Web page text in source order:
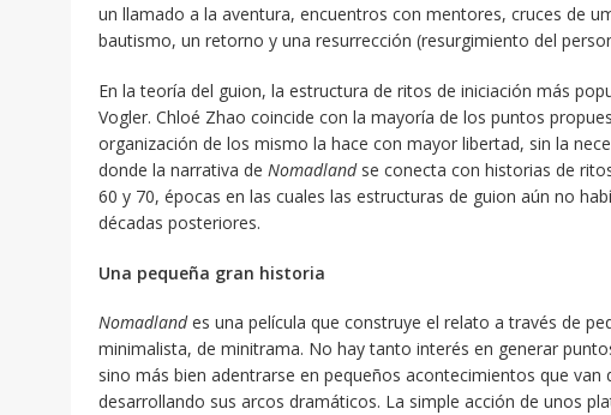
un llamado a la aventura, encuentros con mentores, cruces de
bautismo, un retorno y una resurrección (resurgimiento del
En la teoría del guion, la estructura de ritos de iniciación más
Vogler. Chloé Zhao coincide con la mayoría de los puntos
organización de los mismo la hace con mayor libertad, sin la
donde la narrativa de Nomadland se conecta con historias de
60 y 70, épocas en las cuales las estructuras de guion aún no
décadas posteriores.
Una pequeña gran historia
Nomadlandes una película que construye el relato a través de
minimalista, de minitrama. No hay tanto interés en generar
sino más bien adentrarse en pequeños acontecimientos que
desarrollando sus arcos dramáticos. La simple acción de unos